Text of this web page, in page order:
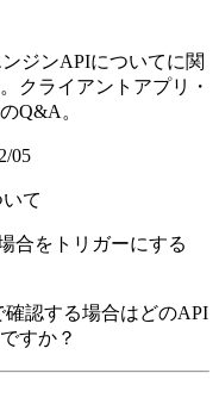
ジンAPIについてに関
クライアントアプリ・
Q&A。
05
て
合をトリガーにする
確認する場合はどのAPI
すか？